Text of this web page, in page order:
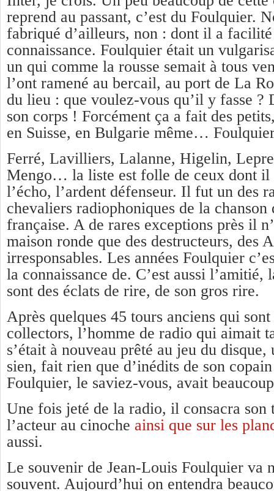
reprend au passant, c’est du Foulquier.
fabriqué d’ailleurs, non : dont il a
connaissance. Foulquier était un
un qui comme la rousse semait à tous
l’ont ramené au bercail, au port de La
du lieu : que voulez-vous qu’il y fasse ?
son corps ! Forcément ça a fait des
en Suisse, en Bulgarie même…
Ferré, Lavilliers, Lalanne, Higelin,
Mengo… la liste est folle de ceux dont il
l’écho, l’ardent défenseur. Il fut un des
chevaliers radiophoniques de la chanson
française. A de rares exceptions près il
maison ronde que des destructeurs, des
irresponsables. Les années Foulquier
la connaissance de. C’est aussi l’amitié,
sont des éclats de rire, de son gros rire.
Après quelques 45 tours anciens qui
collectors, l’homme de radio qui aimait
s’était à nouveau prêté au jeu du
sien, fait rien que d’inédits de son
Foulquier, le saviez-vous, avait
Une fois jeté de la radio, il consacra son
l’acteur au cinoche ainsi que sur les
aussi.
Le souvenir de Jean-Louis Foulquier va
souvent. Aujourd’hui on entendra